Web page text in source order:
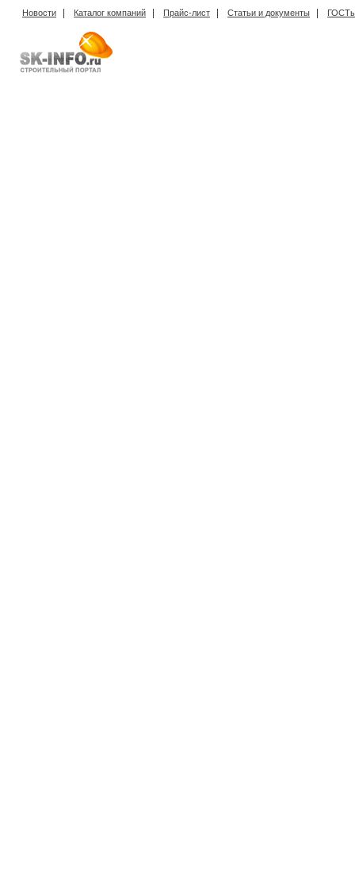
Новости | Каталог компаний | Прайс-лист | Статьи и документы |